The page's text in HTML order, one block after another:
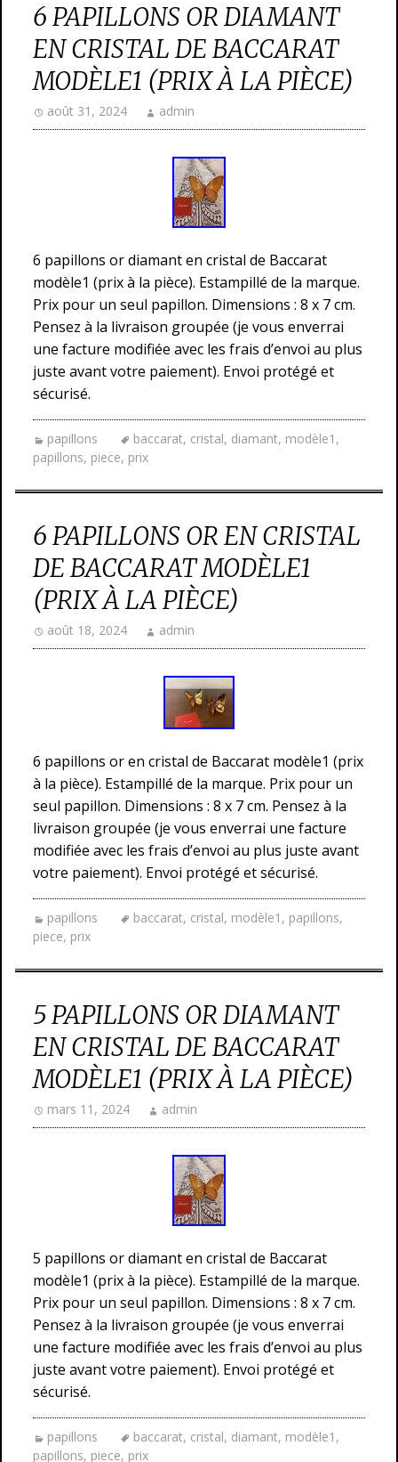
6 PAPILLONS OR DIAMANT
EN CRISTAL DE BACCARAT
MODÈLE1 (PRIX À LA PIÈCE)
août 31, 2024 admin
6 papillons or diamant en cristal de Baccarat
modèle1 (prix à la pièce). Estampillé de la marque.
Prix pour un seul papillon. Dimensions : 8 x 7 cm.
Pensez à la livraison groupée (je vous enverrai
une facture modifiée avec les frais d’envoi au plus
juste avant votre paiement). Envoi protégé et
sécurisé.
papillons baccarat, cristal, diamant, modèle1 ,
papillons, piece, prix
6 PAPILLONS OR EN CRISTAL
DE BACCARAT MODÈLE1
(PRIX À LA PIÈCE)
août 18, 2024 admin
6 papillons or en cristal de Baccarat modèle1 (prix
à la pièce). Estampillé de la marque. Prix pour un
seul papillon. Dimensions : 8 x 7 cm. Pensez à la
livraison groupée (je vous enverrai une facture
modifiée avec les frais d’envoi au plus juste avant
votre paiement). Envoi protégé et sécurisé.
papillons baccarat, cristal, modèle1 , papillons,
piece, prix
5 PAPILLONS OR DIAMANT
EN CRISTAL DE BACCARAT
MODÈLE1 (PRIX À LA PIÈCE)
mars 11, 2024 admin
5 papillons or diamant en cristal de Baccarat
modèle1 (prix à la pièce). Estampillé de la marque.
Prix pour un seul papillon. Dimensions : 8 x 7 cm.
Pensez à la livraison groupée (je vous enverrai
une facture modifiée avec les frais d’envoi au plus
juste avant votre paiement). Envoi protégé et
sécurisé.
papillons baccarat, cristal, diamant, modèle1 ,
papillons, piece, prix